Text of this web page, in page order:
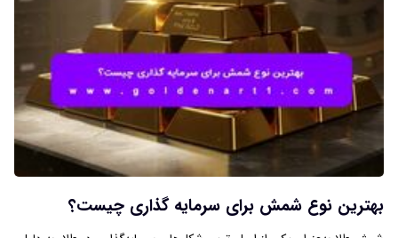
بهترین نوع شمش برای سرمایه‌ گذاری چیست؟